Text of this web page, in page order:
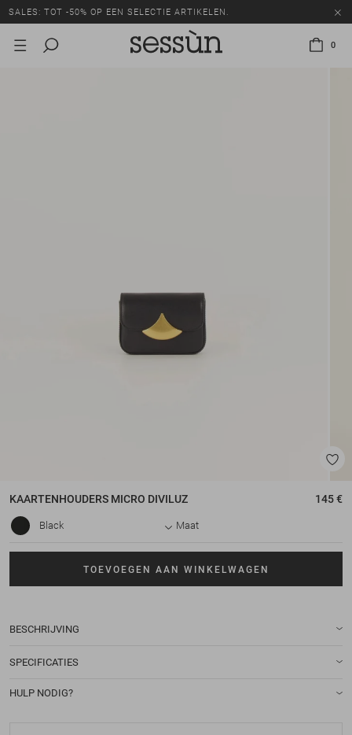
SALES: TOT -50% OP EEN SELECTIE ARTIKELEN.
0
KAARTENHOUDERS MICRO DIVILUZ 145 €
Black Maat
TOEVOEGEN AAN WINKELWAGEN
BESCHRIJVING
SPECIFICATIES
HULP NODIG?